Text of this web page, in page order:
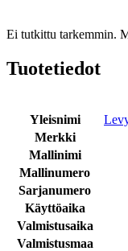
Ei tutkittu tarkemmin.
Tuotetiedot
Yleisnimi
Merkki
Mallinimi
Mallinumero
Sarjanumero
Käyttöaika
Valmistusaika
Valmistusmaa